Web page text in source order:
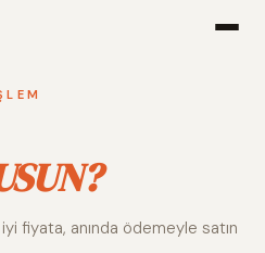
Alım
fiyata, anında ödemeyle satın